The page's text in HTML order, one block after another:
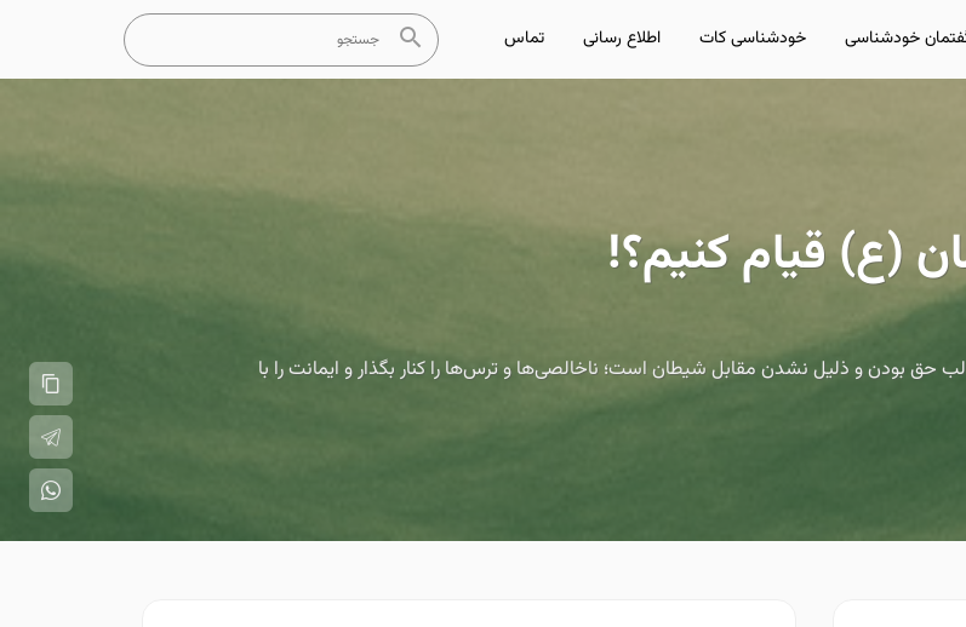
خودشناسی خودشناسی کات اطلاع رسانی تماس
(ع) قیام کنیم؟!
حق بودن و ذلیل نشدن مقابل شیطان است؛ ناخالصی‌ها و ترس‌ها را کنار بگذار و ایمانت را با